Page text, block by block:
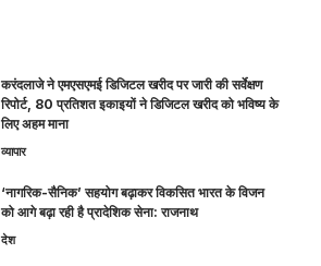
करंदलाजे ने एमएसएमई डिजिटल खरीद पर जारी की सर्वेक्षण
रिपोर्ट, 80 प्रतिशत इकाइयों ने डिजिटल खरीद को भविष्य के
लिए अहम माना
व्यापार
‘नागरिक-सैनिक’ सहयोग बढ़ाकर विकसित भारत के विजन
को आगे बढ़ा रही है प्रादेशिक सेना: राजनाथ
देश